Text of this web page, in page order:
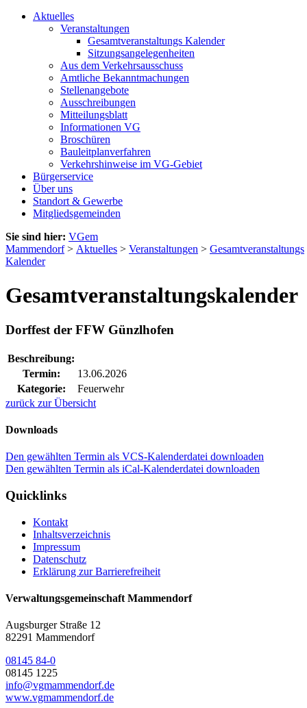
Aktuelles
Veranstaltungen
Gesamtveranstaltungs Kalender
Sitzungsangelegenheiten
Aus dem Verkehrsausschuss
Amtliche Bekanntmachungen
Stellenangebote
Ausschreibungen
Mitteilungsblatt
Informationen VG
Broschüren
Bauleitplanverfahren
Verkehrshinweise im VG-Gebiet
Bürgerservice
Über uns
Standort & Gewerbe
Mitgliedsgemeinden
Sie sind hier: VGem
Mammendorf> Aktuelles > Veranstaltungen > Gesamtveranstaltungs
Kalender
Gesamtveranstaltungskalender
Dorffest der FFW Günzlhofen
Beschreibung:
Termin:
13.06.2026
Kategorie:
Feuerwehr
zurück zur Übersicht
Downloads
Den gewählten Termin als VCS-Kalenderdatei downloaden
Den gewählten Termin als iCal-Kalenderdatei downloaden
Quicklinks
Kontakt
Inhaltsverzeichnis
Impressum
Datenschutz
Erklärung zur Barrierefreiheit
Verwaltungsgemeinschaft Mammendorf
Augsburger Straße 12
82291 Mammendorf
08145 84-0
08145 1225
info@vgmammendorf.de
www.vgmammendorf.de